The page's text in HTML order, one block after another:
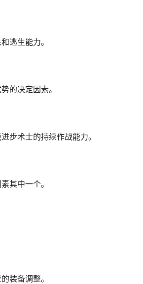
逃生能力。
的决定因素。
步术士的持续作战能力。
其中一个。
装备调整。